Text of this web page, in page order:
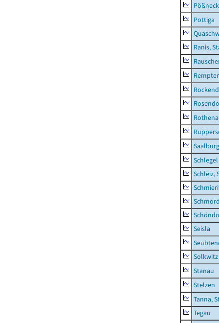
Pottiga
Ranis,
Schlegel
Schleiz,
Seisla
Solkwitz
Stanau
Stelzen
Tanna,
Tegau